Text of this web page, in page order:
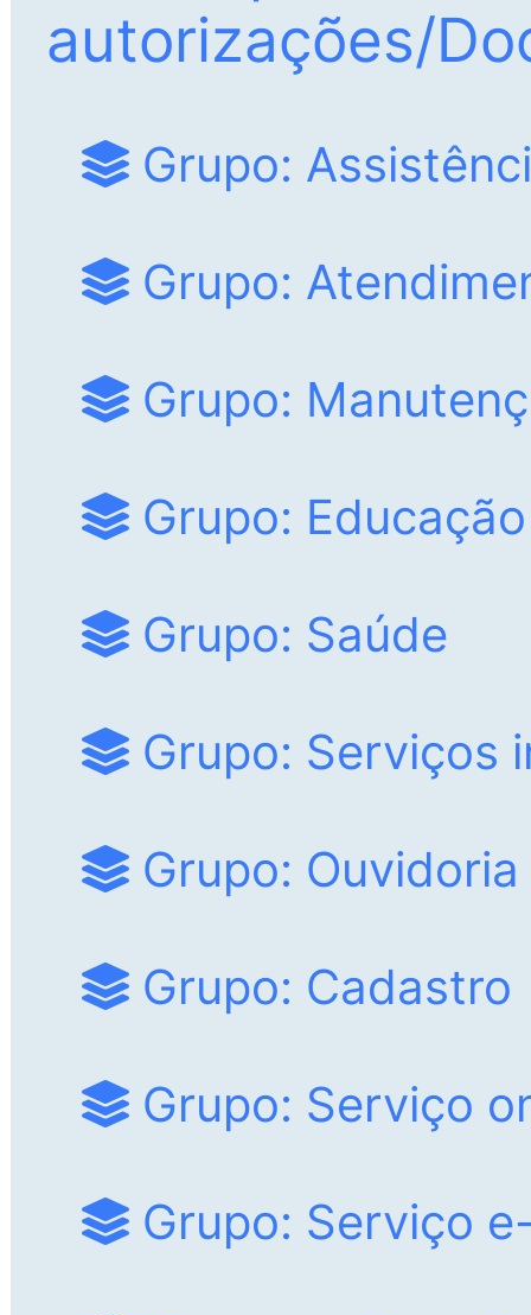
riscos à saúde, por meio
autorizações/
Grupo:
Grupo:
Grupo:
Grupo: Educação
Grupo: Saúde
Grupo: Serviços
Grupo: Ouvidoria
Grupo: Cadastro
Grupo: Serviço
Grupo: Serviço